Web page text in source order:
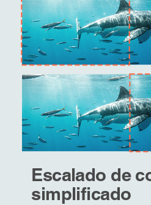
Escalado de
simplificado